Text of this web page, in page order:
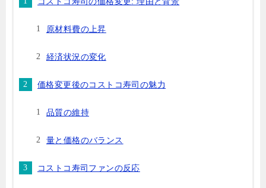
原材料費の上昇
経済状況の変化
価格変更後のコストコ寿司の魅力
品質の維持
量と価格のバランス
コストコ寿司ファンの反応